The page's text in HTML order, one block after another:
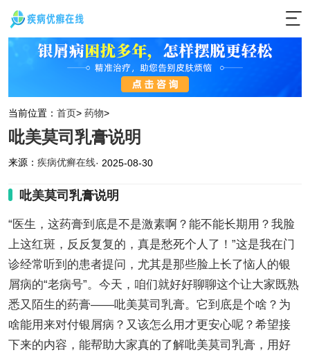
当前位置： 首页> 药物>
吡美莫司乳膏说明
来源： 疾病优癣在线· 2025-08-30
吡美莫司乳膏说明
“医生，这药膏到底是不是激素啊？能不能长期用？我脸
上这红斑，反反复复的，真是愁死个人了！”这是我在门
诊经常听到的患者提问，尤其是那些脸上长了恼人的银
屑病的“老病号”。今天，咱们就好好聊聊这个让大家既熟
悉又陌生的药膏——吡美莫司乳膏。它到底是个啥？为
啥能用来对付银屑病？又该怎么用才更安心呢？希望接
下来的内容，能帮助大家真的了解吡美莫司乳膏，用好